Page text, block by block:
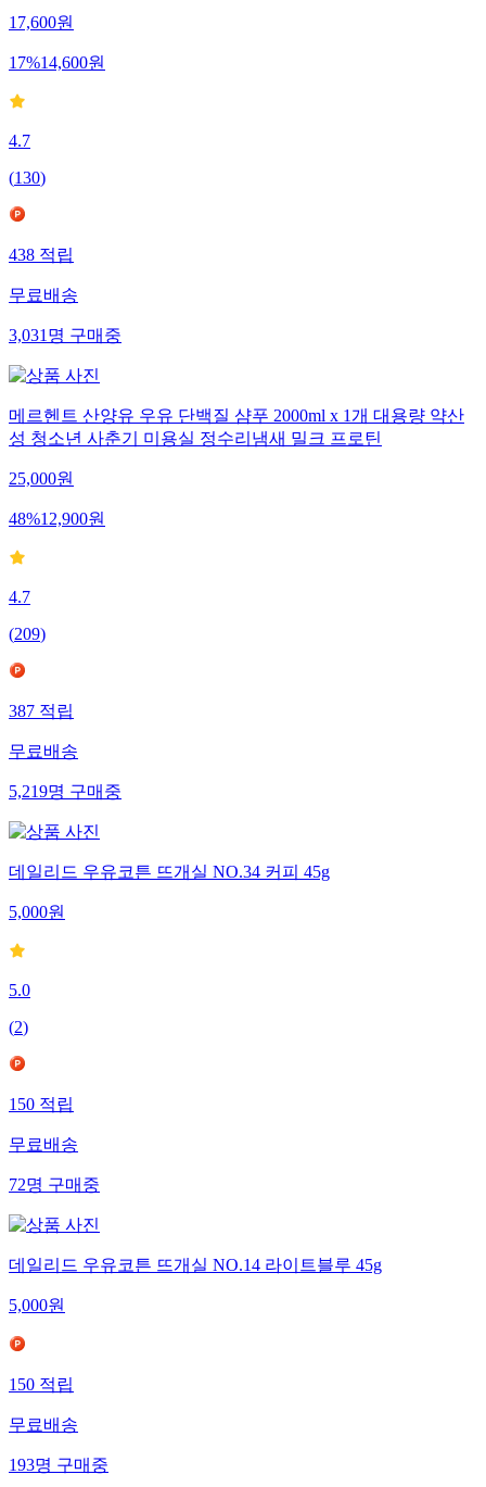
17,600원
17%14,600원
4.7
(130)
438적립
무료배송
3,031명구매중
메르헨트 산양유 우유 단백질 샴푸 2000ml x 1개 대용량 약산
성 청소년 사춘기 미용실 정수리냄새 밀크 프로틴
25,000원
48%12,900원
4.7
(209)
387적립
무료배송
5,219명구매중
데일리드 우유코튼 뜨개실 NO.34 커피 45g
5,000원
5.0
(2)
150적립
무료배송
72명구매중
데일리드 우유코튼 뜨개실 NO.14 라이트블루 45g
5,000원
150적립
무료배송
193명구매중